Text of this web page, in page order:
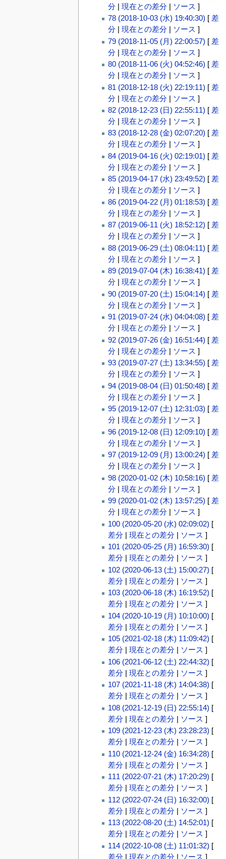
分| 現在との差分| ソース ]
78 (2018-10-03 (水) 19:40:30) [ 差
分| 現在との差分| ソース ]
79 (2018-11-05 (月) 22:00:57) [ 差
分| 現在との差分| ソース ]
80 (2018-11-06 (火) 04:52:46) [ 差
分| 現在との差分| ソース ]
81 (2018-12-18 (火) 22:19:11) [ 差
分| 現在との差分| ソース ]
82 (2018-12-23 (日) 22:55:11) [ 差
分| 現在との差分| ソース ]
83 (2018-12-28 (金) 02:07:20) [ 差
分| 現在との差分| ソース ]
84 (2019-04-16 (火) 02:19:01) [ 差
分| 現在との差分| ソース ]
85 (2019-04-17 (水) 23:49:52) [ 差
分| 現在との差分| ソース ]
86 (2019-04-22 (月) 01:18:53) [ 差
分| 現在との差分| ソース ]
87 (2019-06-11 (火) 18:52:12) [ 差
分| 現在との差分| ソース ]
88 (2019-06-29 (土) 08:04:11) [ 差
分| 現在との差分| ソース ]
89 (2019-07-04 (木) 16:38:41) [ 差
分| 現在との差分| ソース ]
90 (2019-07-20 (土) 15:04:14) [ 差
分| 現在との差分| ソース ]
91 (2019-07-24 (水) 04:04:08) [ 差
分| 現在との差分| ソース ]
92 (2019-07-26 (金) 16:51:44) [ 差
分| 現在との差分| ソース ]
93 (2019-07-27 (土) 13:34:55) [ 差
分| 現在との差分| ソース ]
94 (2019-08-04 (日) 01:50:48) [ 差
分| 現在との差分| ソース ]
95 (2019-12-07 (土) 12:31:03) [ 差
分| 現在との差分| ソース ]
96 (2019-12-08 (日) 12:09:10) [ 差
分| 現在との差分| ソース ]
97 (2019-12-09 (月) 13:00:24) [ 差
分| 現在との差分| ソース ]
98 (2020-01-02 (木) 10:58:16) [ 差
分| 現在との差分| ソース ]
99 (2020-01-02 (木) 13:57:25) [ 差
分| 現在との差分| ソース ]
100 (2020-05-20 (水) 02:09:02) [
差分| 現在との差分| ソース ]
101 (2020-05-25 (月) 16:59:30) [
差分| 現在との差分| ソース ]
102 (2020-06-13 (土) 15:00:27) [
差分| 現在との差分| ソース ]
103 (2020-06-18 (木) 16:19:52) [
差分| 現在との差分| ソース ]
104 (2020-10-19 (月) 10:10:00) [
差分| 現在との差分| ソース ]
105 (2021-02-18 (木) 11:09:42) [
差分| 現在との差分| ソース ]
106 (2021-06-12 (土) 22:44:32) [
差分| 現在との差分| ソース ]
107 (2021-11-18 (木) 14:04:38) [
差分| 現在との差分| ソース ]
108 (2021-12-19 (日) 22:55:14) [
差分| 現在との差分| ソース ]
109 (2021-12-23 (木) 23:28:23) [
差分| 現在との差分| ソース ]
110 (2021-12-24 (金) 16:34:28) [
差分| 現在との差分| ソース ]
111 (2022-07-21 (木) 17:20:29) [
差分| 現在との差分| ソース ]
112 (2022-07-24 (日) 16:32:00) [
差分| 現在との差分| ソース ]
113 (2022-08-20 (土) 14:52:01) [
差分| 現在との差分| ソース ]
114 (2022-10-08 (土) 11:01:32) [
差分| 現在との差分| ソース ]